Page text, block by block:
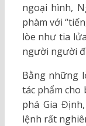
ngoại hình,
phàm với
lòe như tia
người người
Bằng những
tác phẩm cho
phá Gia
lệnh rất